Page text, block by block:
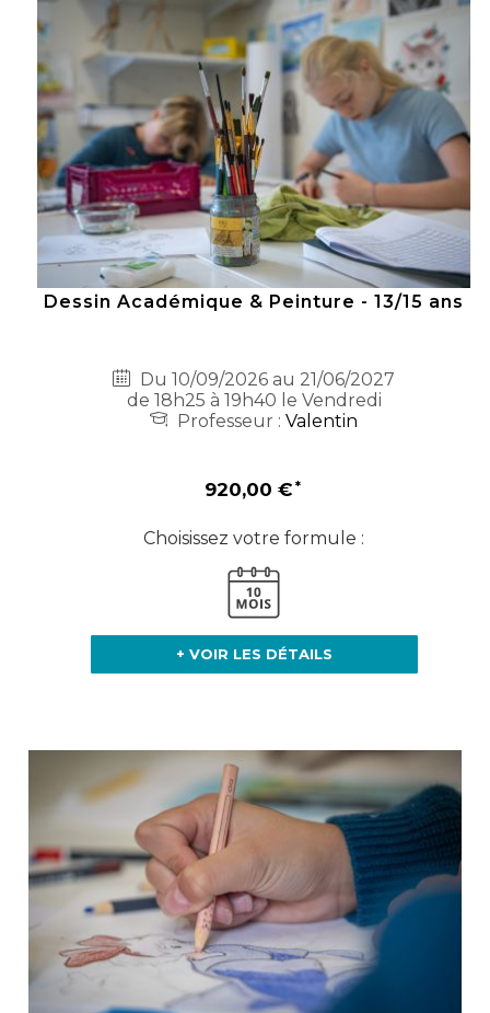
Dessin Académique & Peinture - 13/15 ans
Du 10/09/2026 au 21/06/2027
de 18h25 à 19h40 le Vendredi
Professeur :Valentin
920,00 €
Choisissez votre formule :
+ VOIR LES DÉTAILS